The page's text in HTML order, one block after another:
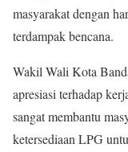
masyarakat dengan
terdampak bencana.
Wakil Wali Kota
apresiasi terhadap
sangat membantu
ketersediaan LPG